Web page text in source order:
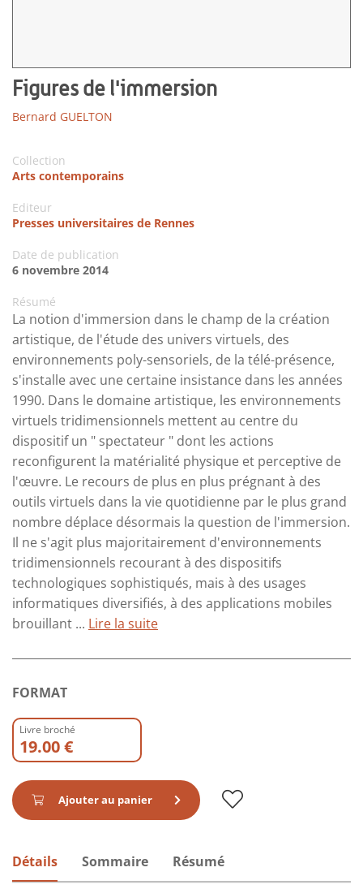
Figures de l'immersion
Bernard GUELTON
Collection
Arts contemporains
Editeur
Presses universitaires de Rennes
Date de publication
6 novembre 2014
Résumé
La notion d'immersion dans le champ de la création
artistique, de l'étude des univers virtuels, des
environnements poly-sensoriels, de la télé-présence,
s'installe avec une certaine insistance dans les années
1990. Dans le domaine artistique, les environnements
virtuels tridimensionnels mettent au centre du
dispositif un " spectateur " dont les actions
reconfigurent la matérialité physique et perceptive de
l'œuvre. Le recours de plus en plus prégnant à des
outils virtuels dans la vie quotidienne par le plus grand
nombre déplace désormais la question de l'immersion.
Il ne s'agit plus majoritairement d'environnements
tridimensionnels recourant à des dispositifs
technologiques sophistiqués, mais à des usages
informatiques diversifiés, à des applications mobiles
brouillant ... Lire la suite
FORMAT
Livre broché
19.00 €
Ajouter au panier
Détails Sommaire Résumé